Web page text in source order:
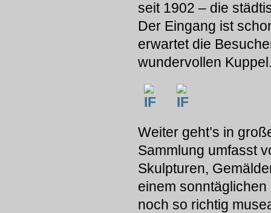
seit 1902 – die
Der Eingang ist
erwartet die
wundervollen
Weiter geht’s in
Sammlung umfasst
Skulpturen,
einem
noch so richtig